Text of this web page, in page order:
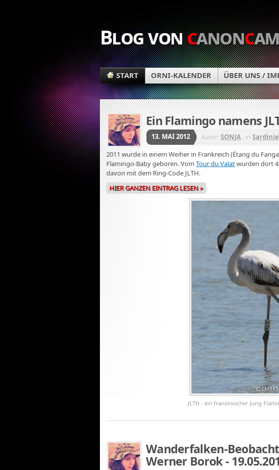
Blog voncanonc
START ORNI-KALENDER ÜBER UNS /
Ein Flamingo namens
13. MAI 2012 Autor:SONJA , in
2011 wurde in einem Weiher in Frankreich (Étang du
Flamingo-Baby geboren. Vom Tour du Valatwurden dort
davon mit dem Ring-Code JLTH.
HIER GANZEN EINTRAG LESEN »
JLTH - ein französischer Jung-
Wanderfalken-
Werner Borok -